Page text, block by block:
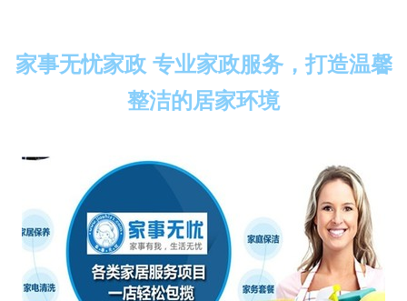
家事无忧家政 专业家政服务，打造温馨
整洁的居家环境